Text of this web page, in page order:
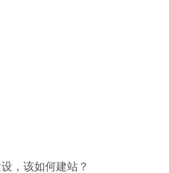
，该如何建站？